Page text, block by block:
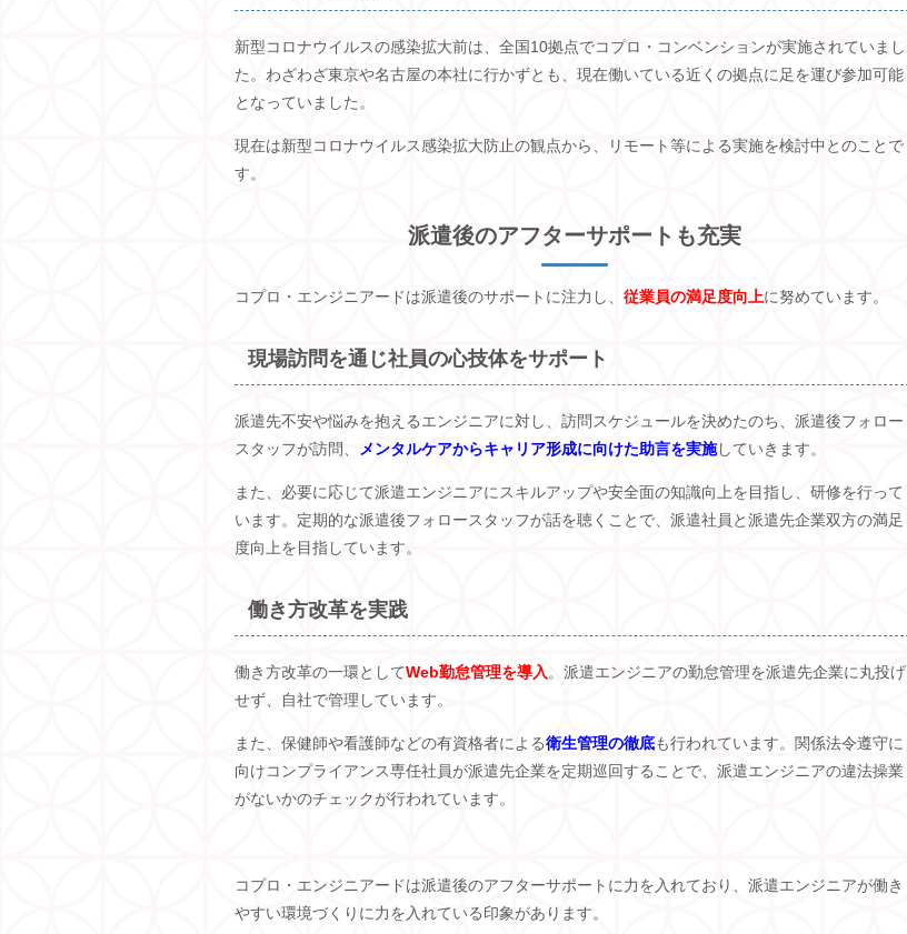
新型コロナウイルスの感染拡大前は、全国10拠点でコプロ・コンベンションが実施されていまし
た。わざわざ東京や名古屋の本社に行かずとも、現在働いている近くの拠点に足を運び参加可能
となっていました。
現在は新型コロナウイルス感染拡大防止の観点から、リモート等による実施を検討中とのことで
す。
派遣後のアフターサポートも充実
コプロ・エンジニアードは派遣後のサポートに注力し、従業員の満足度向上に努めています。
現場訪問を通じ社員の心技体をサポート
派遣先不安や悩みを抱えるエンジニアに対し、訪問スケジュールを決めたのち、派遣後フォロー
スタッフが訪問、
メンタルケアからキャリア形成に向けた助言を実施していきます。
また、必要に応じて派遣エンジニアにスキルアップや安全面の知識向上を目指し、研修を行って
います。定期的な派遣後フォロースタッフが話を聴くことで、派遣社員と派遣先企業双方の満足
度向上を目指しています。
働き方改革を実践
働き方改革の一環としてWeb勤怠管理を導入 。派遣エンジニアの勤怠管理を派遣先企業に丸投げ
せず、自社で管理しています。
また、保健師や看護師などの有資格者による衛生管理の徹底も行われています。関係法令遵守に
向けコンプライアンス専任社員が派遣先企業を定期巡回することで、派遣エンジニアの違法操業
がないかのチェックが行われています。
コプロ・エンジニアードは派遣後のアフターサポートに力を入れており、派遣エンジニアが働き
やすい環境づくりに力を入れている印象があります。